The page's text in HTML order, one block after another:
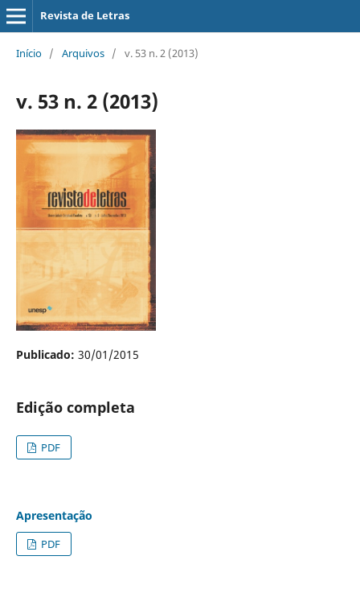
Revista de Letras
Início / Arquivos / v. 53 n. 2 (2013)
v. 53 n. 2 (2013)
Publicado: 30/01/2015
Edição completa
PDF
Apresentação
PDF